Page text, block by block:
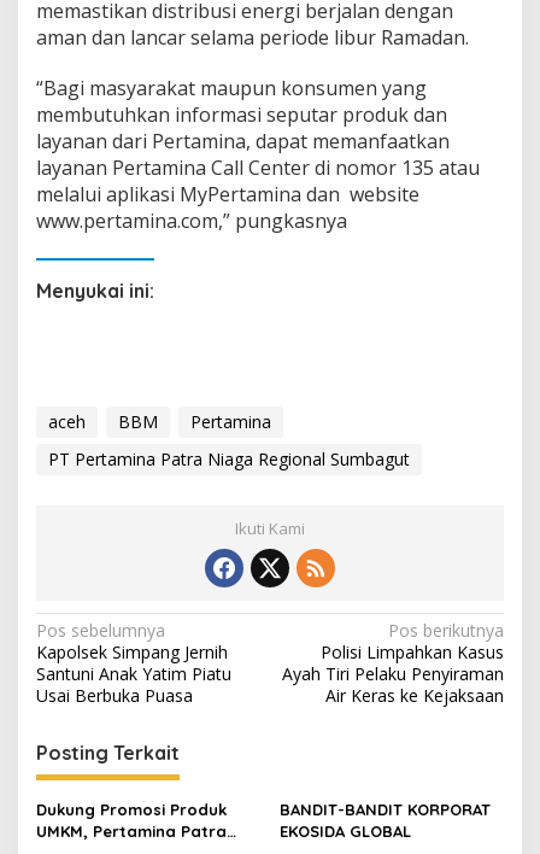
memastikan distribusi energi berjalan dengan
aman dan lancar selama periode libur Ramadan.
“Bagi masyarakat maupun konsumen yang
membutuhkan informasi seputar produk dan
layanan dari Pertamina, dapat memanfaatkan
layanan Pertamina Call Center di nomor 135 atau
melalui aplikasi MyPertamina dan website
www.pertamina.com,” pungkasnya
Menyukai ini:
aceh BBM
Pertamina
PT Pertamina Patra Niaga Regional Sumbagut
Ikuti Kami
N
a
v
i
g
a
s
Pos sebelumnya
Kapolsek Simpang Jernih
Santuni Anak Yatim Piatu
Usai Berbuka Puasa
Pos berikutnya
Polisi Limpahkan Kasus
Ayah Tiri Pelaku Penyiraman
Air Keras ke Kejaksaan
Posting Terkait
Dukung Promosi Produk
UMKM, Pertamina Patra
BANDIT-BANDIT KORPORAT
EKOSIDA GLOBAL